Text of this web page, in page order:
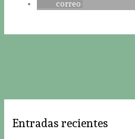
correo
Entradas recientes